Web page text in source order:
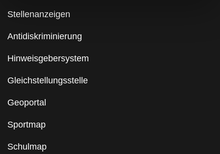
Stellenanzeigen
Antidiskriminierung
Hinweisgebersystem
Gleichstellungsstelle
Geoportal
Sportmap
Schulmap